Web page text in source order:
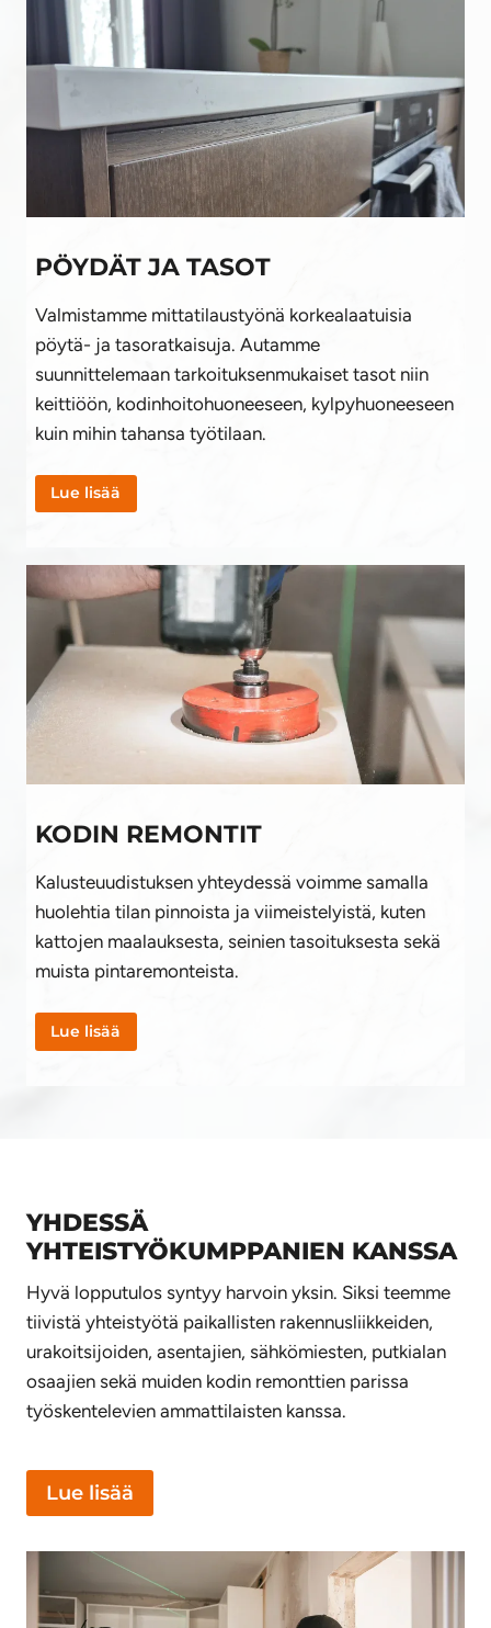
PÖYDÄT JA TASOT
Valmistamme mittatilaustyönä korkealaatuisia
pöytä- ja tasoratkaisuja. Autamme
suunnittelemaan tarkoituksenmukaiset tasot niin
keittiöön, kodinhoitohuoneeseen, kylpyhuoneeseen
kuin mihin tahansa työtilaan.
Lue lisää
KODIN REMONTIT
Kalusteuudistuksen yhteydessä voimme samalla
huolehtia tilan pinnoista ja viimeistelyistä, kuten
kattojen maalauksesta, seinien tasoituksesta sekä
muista pintaremonteista.
Lue lisää
YHDESSÄ
YHTEISTYÖKUMPPANIEN KANSSA
Hyvä lopputulos syntyy harvoin yksin. Siksi teemme
tiivistä yhteistyötä paikallisten rakennusliikkeiden,
urakoitsijoiden, asentajien, sähkömiesten, putkialan
osaajien sekä muiden kodin remonttien parissa
työskentelevien ammattilaisten kanssa.
Lue lisää